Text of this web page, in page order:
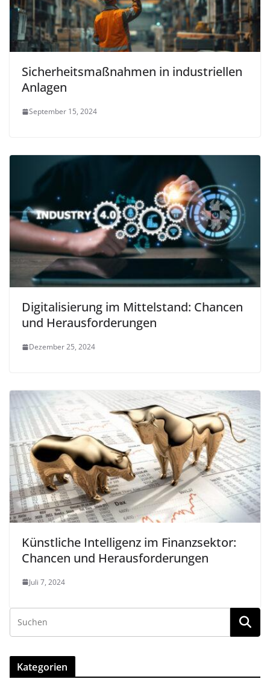
Sicherheitsmaßnahmen in industriellen
Anlagen
September 15, 2024
Digitalisierung im Mittelstand: Chancen
und Herausforderungen
Dezember 25, 2024
Künstliche Intelligenz im Finanzsektor:
Chancen und Herausforderungen
Juli 7, 2024
Kategorien